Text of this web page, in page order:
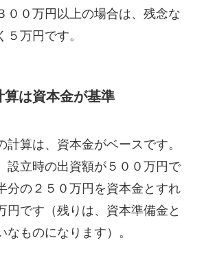
００万円以上の場合は、残念な
５万円です。
算は資本金が基準
計算は、資本金がベースです。
設立時の出資額が５００万円で
分の２５０万円を資本金とすれ
円です（残りは、資本準備金と
なものになります）。